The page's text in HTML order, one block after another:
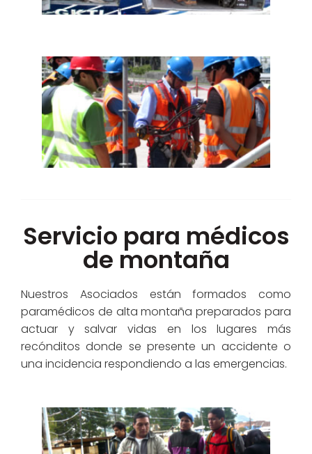
Servicio para médicos
de montaña
Nuestros Asociados están formados como
paramédicos de alta montaña preparados para
actuar y salvar vidas en los lugares más
recónditos donde se presente un accidente o
una incidencia respondiendo a las emergencias.